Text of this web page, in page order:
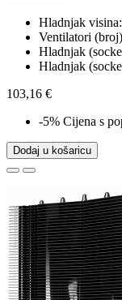
Hladnjak
Ventilatori
Hladnjak
Hladnjak
103,16 €
-5% Cijena s
Dodaj u košaricu